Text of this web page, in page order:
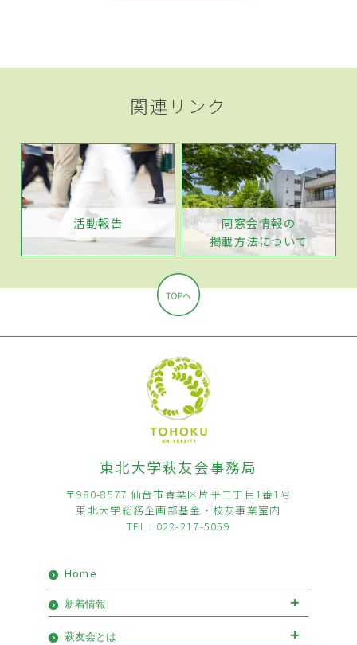
関連リンク
活動報告
同窓会情報の
掲載方法について
東北大学萩友会事務局
〒980-8577 仙台市青葉区片平二丁目1番1号
東北大学総務企画部基金・校友事業室内
TEL : 022-217-5059
Home
新着情報
お知らせ
イベント
萩友会とは